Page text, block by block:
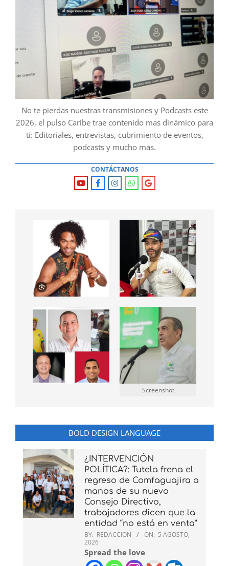
No te pierdas nuestras transmisiones y Podcasts este
2026, el pulso Caribe trae contenido mas dinámico para
ti: Editoriales, entrevistas, cubrimiento de eventos,
podcasts y mucho mas.
CONTÁCTANOS
Screenshot
BOLD DESIGN LANGUAGE
¿INTERVENCIÓN
POLÍTICA?: Tutela frena el
regreso de Comfaguajira a
manos de su nuevo
Consejo Directivo,
trabajadores dicen que la
entidad “no está en venta”
BY: REDACCION ON: 5 AGOSTO,
2026
Spread the love